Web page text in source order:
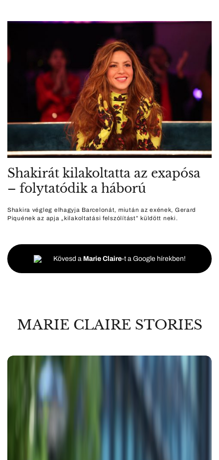
Shakirát kilakoltatta az exapósa
– folytatódik a háború
Shakira végleg elhagyja Barcelonát, miután az exének, Gerard
Piquének az apja „kilakoltatási felszólítást” küldött neki.
Kövesd a Marie Claire-t a Google hírekben!
MARIE CLAIRE STORIES